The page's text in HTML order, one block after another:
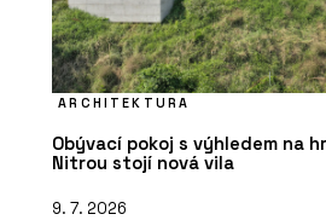
ARCHITEKTURA
Obývací pokoj s výhledem na
Nitrou stojí nová vila
9. 7. 2026